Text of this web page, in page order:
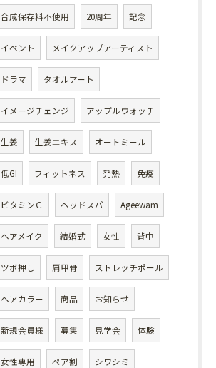
合成保存料不使用 20周年 記念
イベント メイクアップアーティスト
ドラマ タオルアート
イメージチェンジ アップルウォッチ
生姜 生姜エキス オートミール
低GI フィットネス 発熱 免疫
ビタミンＣ ヘッドスパ Ageewam
ヘアメイク 結婚式 女性 背中
ツボ押し 肩甲骨 ストレッチポール
ヘアカラー 商品 お知らせ
新規会員様 募集 見学会 体験
女性専用 ペア割 シワシミ